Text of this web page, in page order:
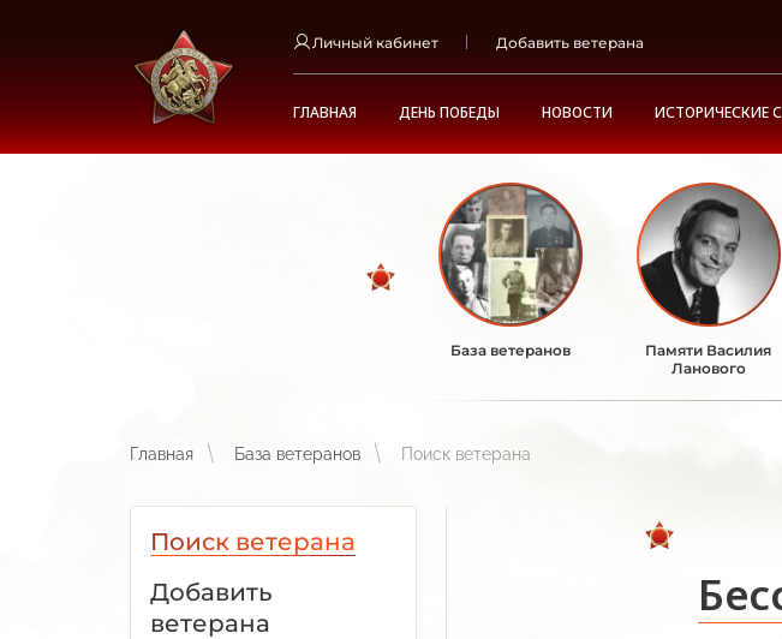
Личный кабинет Добавить ветерана
ГЛАВНАЯ ДЕНЬ ПОБЕДЫ НОВОСТИ ИСТОРИЧЕСКИЕ
База ветеранов
Памяти Василия
Ланового
Главная База ветеранов Поиск ветерана
Поиск ветерана
Добавить
ветерана